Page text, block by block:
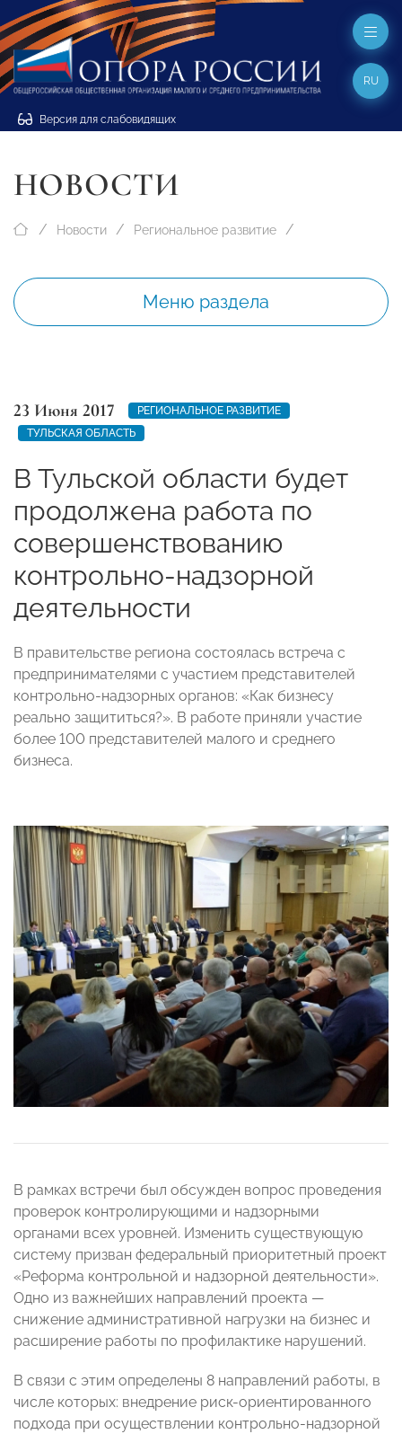
Версия для слабовидящих
RU
НОВОСТИ
Новости Региональное развитие
Меню раздела
23 Июня 2017
РЕГИОНАЛЬНОЕ РАЗВИТИЕ
ТУЛЬСКАЯ ОБЛАСТЬ
В Тульской области будет
продолжена работа по
совершенствованию
контрольно-надзорной
деятельности
В правительстве региона состоялась встреча с
предпринимателями с участием представителей
контрольно-надзорных органов: «Как бизнесу
реально защититься?». В работе приняли участие
более 100 представителей малого и среднего
бизнеса.
В рамках встречи был обсужден вопрос проведения
проверок контролирующими и надзорными
органами всех уровней. Изменить существующую
систему призван федеральный приоритетный проект
«Реформа контрольной и надзорной деятельности».
Одно из важнейших направлений проекта —
снижение административной нагрузки на бизнес и
расширение работы по профилактике нарушений.
В связи с этим определены 8 направлений работы, в
числе которых: внедрение риск-ориентированного
подхода при осуществлении контрольно-надзорной